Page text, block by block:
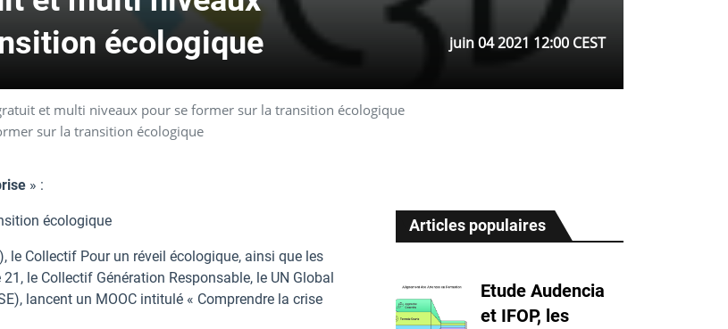
écologique
juin 04 2021 12:00 CEST
et multi niveaux pour se former sur la transition écologique
sur la transition écologique
» :
écologique
le Collectif Pour un réveil écologique, ainsi que les
le Collectif Génération Responsable, le UN Global
lancent un MOOC intitulé « Comprendre la crise
Articles populaires
Etude Audencia
et IFOP, les